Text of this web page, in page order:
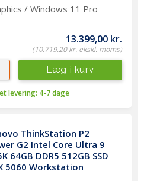
/ Windows 11 Pro
13.399,00 kr.
(10.719,20 kr. ekskl. moms)
levering: 4-7 dage
Læg i kurv
ThinkStation P2
G2 Intel Core Ultra 9
64GB DDR5 512GB SSD
5060 Workstation